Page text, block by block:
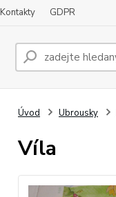
Kontakty GDPR
Úvod Ubrousky
Víla